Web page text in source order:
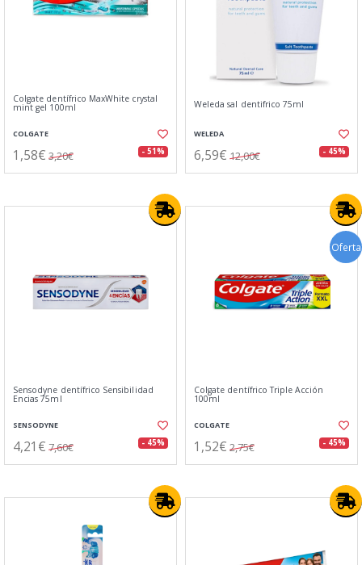
Colgate dentífrico MaxWhite crystal
mint gel 100ml
COLGATE
1,58€ 3,20€ - 51%
Weleda sal dentifrico 75ml
WELEDA
6,59€ 12,00€ - 45%
Sensodyne dentífrico Sensibilidad
Encias 75ml
SENSODYNE
4,21€ 7,60€ - 45%
Oferta
Colgate dentífrico Triple Acción
100ml
COLGATE
1,52€ 2,75€ - 45%